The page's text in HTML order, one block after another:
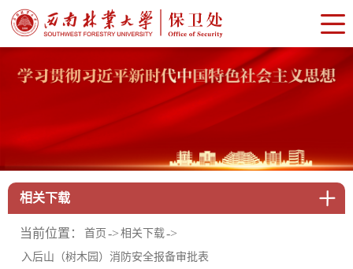
相关下载
当前位置： 首页 -> 相关下载->
入后山（树木园）消防安全报备审批表